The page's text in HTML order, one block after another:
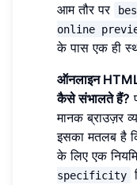
आम तौर पर
online
के पास एक ही
ऑनलाइन HTML
कैसे संभालते हैं?
मानक ब्राउज़र
इसका मतलब है
के लिए एक
specificity